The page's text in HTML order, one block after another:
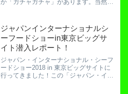
か「ガチャガチャ」があります。当然
ルに入っているのです。前に一度チャレ
ンジした時にMUKAIの岩...
ジャパンインターナショナルシ
ーフードショーin東京ビッグサ
イト潜入レポート！
ジャパン・インターナショナル・シーフ
ードショー2018 in 東京ビッグサイトに
行ってきました！この「ジャパン・イン